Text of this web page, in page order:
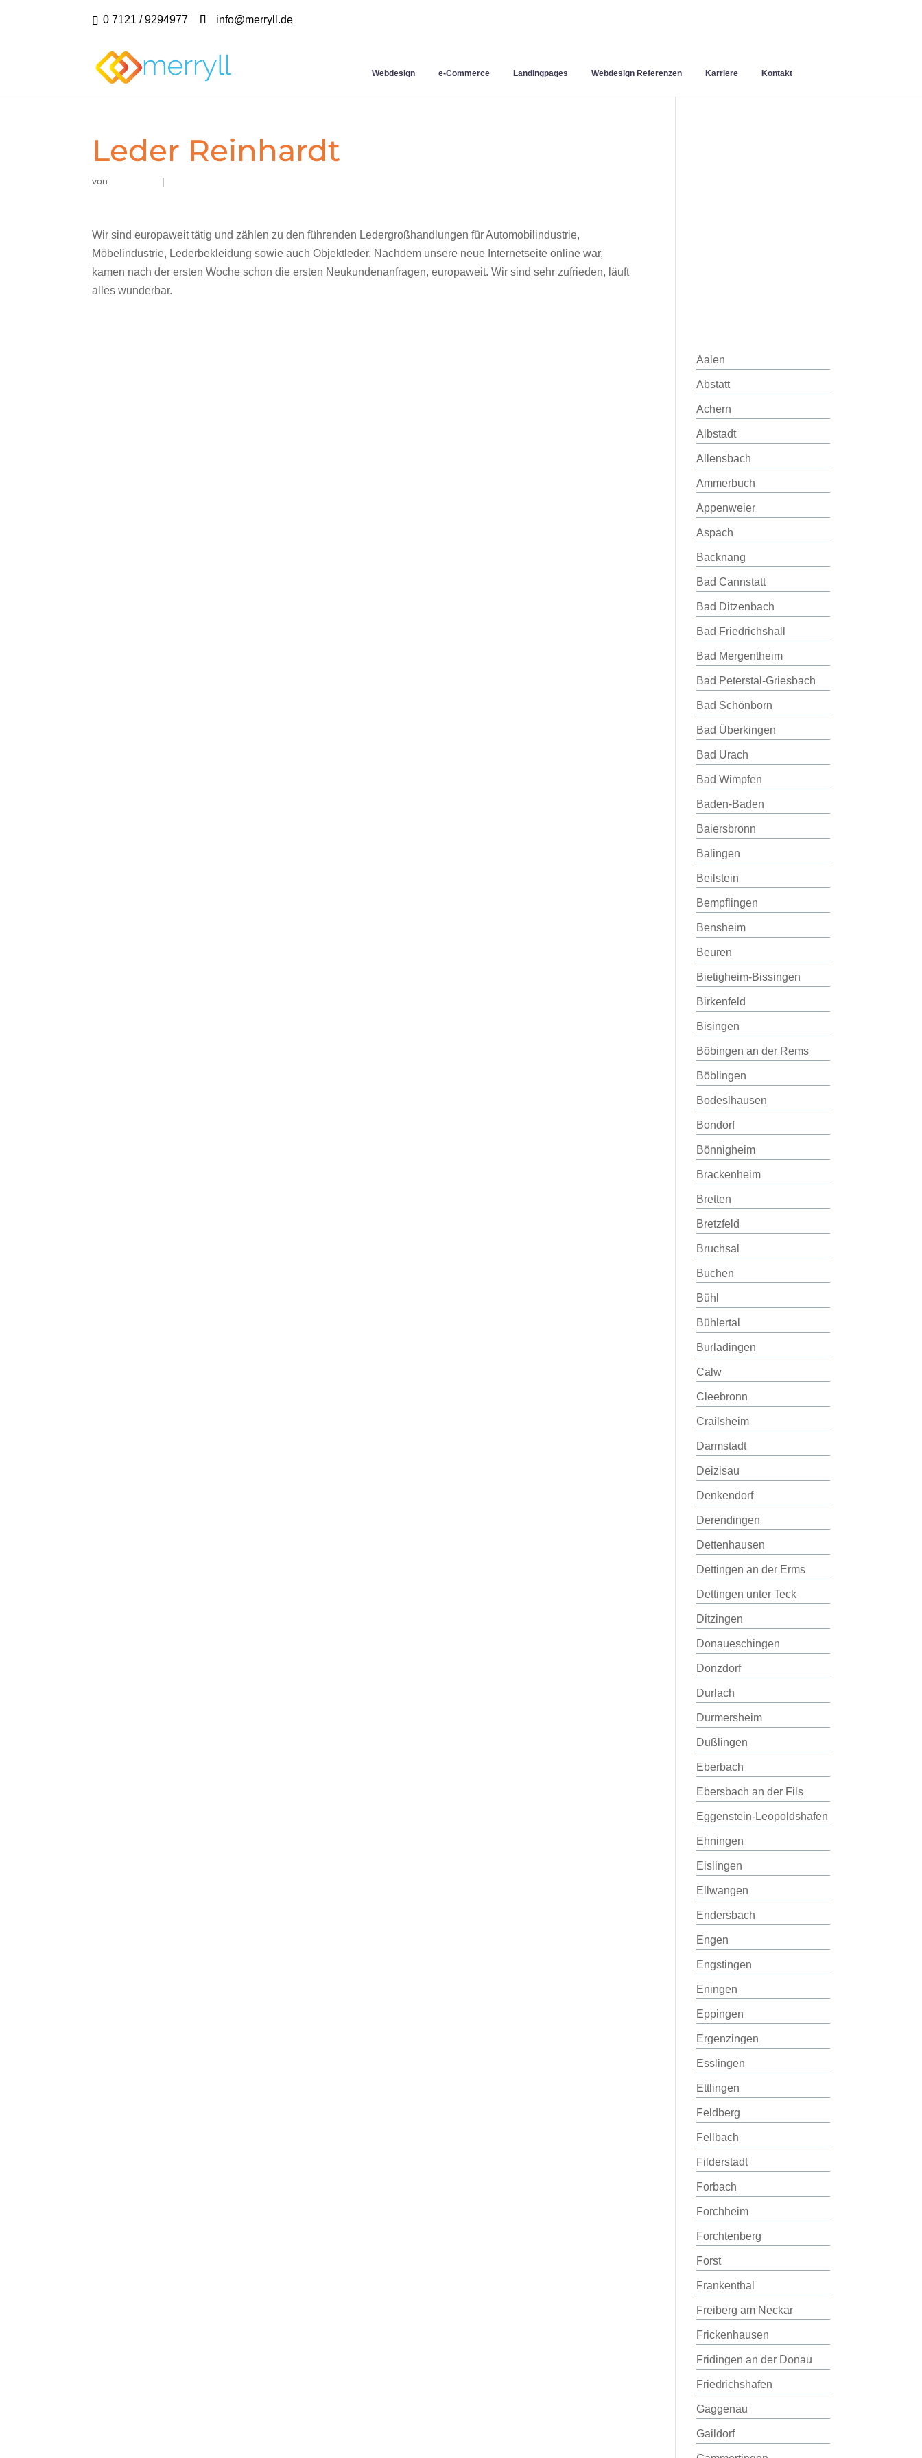
0 7121 / 9294977 info@merryll.de
Webdesign e-Commerce Landingpages Webdesign Referenzen Karriere Kontakt
Leder Reinhardt
von |
Wir sind europaweit tätig und zählen zu den führenden Ledergroßhandlungen für Automobilindustrie,
Möbelindustrie, Lederbekleidung sowie auch Objektleder. Nachdem unsere neue Internetseite online war,
kamen nach der ersten Woche schon die ersten Neukundenanfragen, europaweit. Wir sind sehr zufrieden, läuft
alles wunderbar.
Aalen
Abstatt
Achern
Albstadt
Allensbach
Ammerbuch
Appenweier
Aspach
Backnang
Bad Cannstatt
Bad Ditzenbach
Bad Friedrichshall
Bad Mergentheim
Bad Peterstal-Griesbach
Bad Schönborn
Bad Überkingen
Bad Urach
Bad Wimpfen
Baden-Baden
Baiersbronn
Balingen
Beilstein
Bempflingen
Bensheim
Beuren
Bietigheim-Bissingen
Birkenfeld
Bisingen
Böbingen an der Rems
Böblingen
Bodeslhausen
Bondorf
Bönnigheim
Brackenheim
Bretten
Bretzfeld
Bruchsal
Buchen
Bühl
Bühlertal
Burladingen
Calw
Cleebronn
Crailsheim
Darmstadt
Deizisau
Denkendorf
Derendingen
Dettenhausen
Dettingen an der Erms
Dettingen unter Teck
Ditzingen
Donaueschingen
Donzdorf
Durlach
Durmersheim
Dußlingen
Eberbach
Ebersbach an der Fils
Eggenstein-Leopoldshafen
Ehningen
Eislingen
Ellwangen
Endersbach
Engen
Engstingen
Eningen
Eppingen
Ergenzingen
Esslingen
Ettlingen
Feldberg
Fellbach
Filderstadt
Forbach
Forchheim
Forchtenberg
Forst
Frankenthal
Freiberg am Neckar
Frickenhausen
Fridingen an der Donau
Friedrichshafen
Gaggenau
Gaildorf